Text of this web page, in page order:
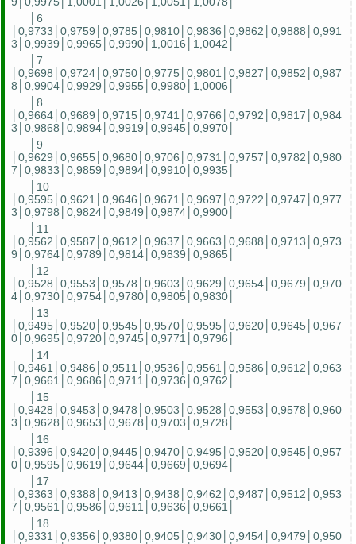
│6
│0,9733│0,9759│0,9785│0,9810│0,9836│0,9862│0,9888│0,991
3│0,9939│0,9965│0,9990│1,0016│1,0042│
│7
│0,9698│0,9724│0,9750│0,9775│0,9801│0,9827│0,9852│0,987
8│0,9904│0,9929│0,9955│0,9980│1,0006│
│8
│0,9664│0,9689│0,9715│0,9741│0,9766│0,9792│0,9817│0,984
3│0,9868│0,9894│0,9919│0,9945│0,9970│
│9
│0,9629│0,9655│0,9680│0,9706│0,9731│0,9757│0,9782│0,980
7│0,9833│0,9859│0,9894│0,9910│0,9935│
│10
│0,9595│0,9621│0,9646│0,9671│0,9697│0,9722│0,9747│0,977
3│0,9798│0,9824│0,9849│0,9874│0,9900│
│11
│0,9562│0,9587│0,9612│0,9637│0,9663│0,9688│0,9713│0,973
9│0,9764│0,9789│0,9814│0,9839│0,9865│
│12
│0,9528│0,9553│0,9578│0,9603│0,9629│0,9654│0,9679│0,970
4│0,9730│0,9754│0,9780│0,9805│0,9830│
│13
│0,9495│0,9520│0,9545│0,9570│0,9595│0,9620│0,9645│0,967
0│0,9695│0,9720│0,9745│0,9771│0,9796│
│14
│0,9461│0,9486│0,9511│0,9536│0,9561│0,9586│0,9612│0,963
7│0,9661│0,9686│0,9711│0,9736│0,9762│
│15
│0,9428│0,9453│0,9478│0,9503│0,9528│0,9553│0,9578│0,960
3│0,9628│0,9653│0,9678│0,9703│0,9728│
│16
│0,9396│0,9420│0,9445│0,9470│0,9495│0,9520│0,9545│0,957
0│0,9595│0,9619│0,9644│0,9669│0,9694│
│17
│0,9363│0,9388│0,9413│0,9438│0,9462│0,9487│0,9512│0,953
7│0,9561│0,9586│0,9611│0,9636│0,9661│
│18
│0,9331│0,9356│0,9380│0,9405│0,9430│0,9454│0,9479│0,950